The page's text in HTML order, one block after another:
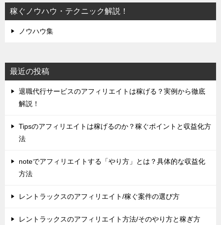
稼ぐノウハウ・テクニック解説！
ノウハウ集
最近の投稿
退職代行サービスのアフィリエイトは稼げる？実例から徹底
解説！
Tipsのアフィリエイトは稼げるのか？稼ぐポイントと収益化方
法
noteでアフィリエイトする「やり方」とは？具体的な収益化
方法
レントラックスのアフィリエイト/稼ぐ案件の選び方
レントラックスのアフィリエイト方法/そのやり方と稼ぎ方